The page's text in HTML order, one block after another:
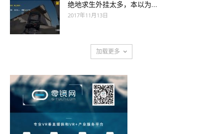
绝地求生外挂太多，本以为...
2017年11月13日
加载更多